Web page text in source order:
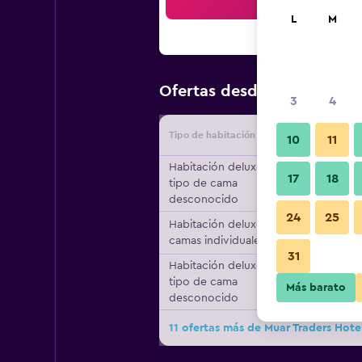
Ofertas desde Oferta
Tipo de habitación
Habitación deluxe,
tipo de cama
desconocido
Habitación deluxe, 2
camas individuales
Habitación deluxe,
tipo de cama
desconocido
11 ofertas más de Muar Traders Hotel
L M
3 4
10 11
17 18
24 25
31
Más barato